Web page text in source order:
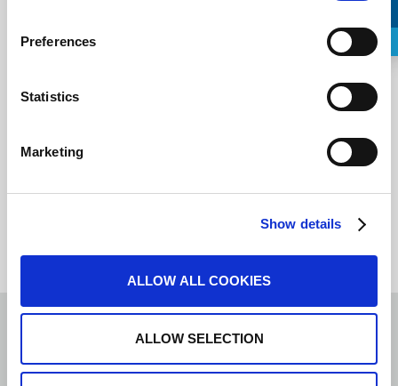
Preferences
Statistics
Marketing
Show details
ALLOW ALL COOKIES
ALLOW SELECTION
условиями предоставления услуг.